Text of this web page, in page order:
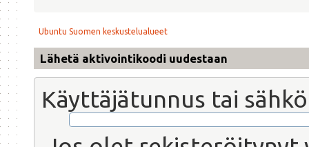
Ubuntu Suomen keskustelualueet
Lähetä aktivointikoodi uudestaan
Käyttäjätunnus tai